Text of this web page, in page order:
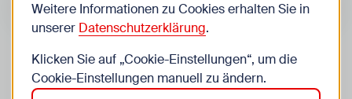
Veranstaltungen in Wien im Bereich “Kinder”
Weitere Informationen zu Cookies erhalten Sie in
unserer Datenschutzerklärung.
Klicken Sie auf „Cookie-Einstellungen“, um die
Cookie-Einstellungen manuell zu ändern.